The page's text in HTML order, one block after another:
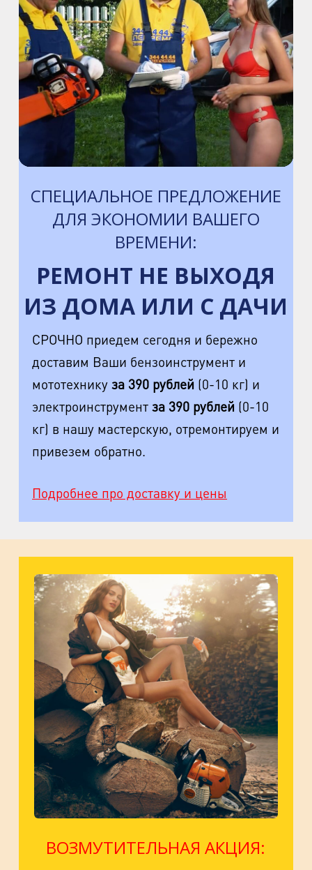
м. Электросила
ул. Решетникова, д.3
СПЕЦИАЛЬНОЕ ПРЕДЛОЖЕНИЕ
ДЛЯ ЭКОНОМИИ ВАШЕГО
ВРЕМЕНИ:
РЕМОНТ НЕ ВЫХОДЯ
ИЗ ДОМА ИЛИ С ДАЧИ
СРОЧНО приедем сегодня и бережно
доставим Ваши бензоинструмент и
мототехникуза 390 рублей (0-10 кг) и
электроинструментза 390 рублей (0-10
кг) в нашу мастерскую, отремонтируем и
привезем обратно.
Подробнее про доставку и цены
ВОЗМУТИТЕЛЬНАЯ АКЦИЯ: